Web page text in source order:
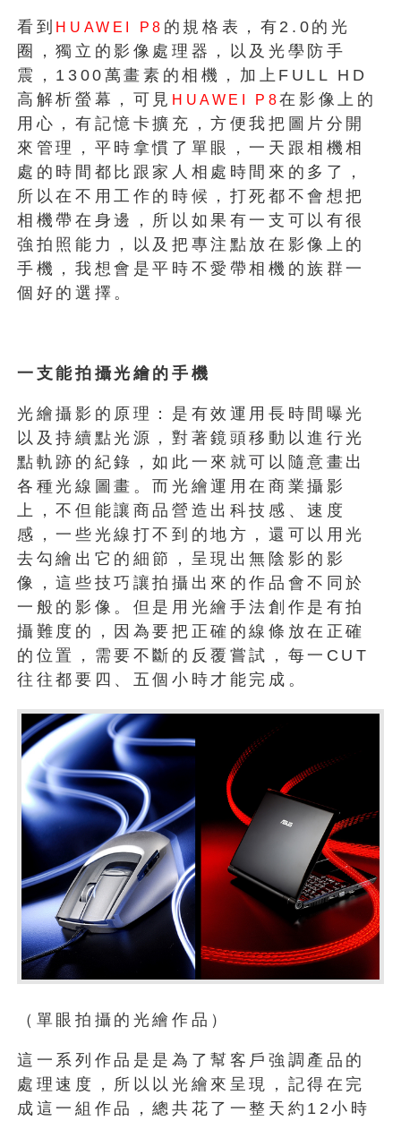
看到 HUAWEI P8 的規格表，有2.0的光
圈，獨立的影像處理器，以及光學防手
震，1300萬畫素的相機，加上FULL HD
高解析螢幕，可見 HUAWEI P8在影像上的
用心，有記憶卡擴充，方便我把圖片分開
來管理，平時拿慣了單眼，一天跟相機相
處的時間都比跟家人相處時間來的多了，
所以在不用工作的時候，打死都不會想把
相機帶在身邊，所以如果有一支可以有很
強拍照能力，以及把專注點放在影像上的
手機，我想會是平時不愛帶相機的族群一
個好的選擇。
一支能拍攝光繪的手機
光繪攝影的原理：是有效運用長時間曝光
以及持續點光源，對著鏡頭移動以進行光
點軌跡的紀錄，如此一來就可以隨意畫出
各種光線圖畫。而光繪運用在商業攝影
上，不但能讓商品營造出科技感、速度
感，一些光線打不到的地方，還可以用光
去勾繪出它的細節，呈現出無陰影的影
像，這些技巧讓拍攝出來的作品會不同於
一般的影像。但是用光繪手法創作是有拍
攝難度的，因為要把正確的線條放在正確
的位置，需要不斷的反覆嘗試，每一CUT
往往都要四、五個小時才能完成。
（單眼拍攝的光繪作品）
這一系列作品是是為了幫客戶強調產品的
處理速度，所以以光繪來呈現，記得在完
成這一組作品，總共花了一整天約12小時